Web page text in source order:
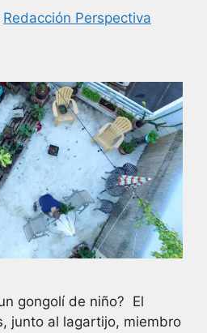
Redacción Perspectiva
gongolí de niño? El
junto al lagartijo, miembro